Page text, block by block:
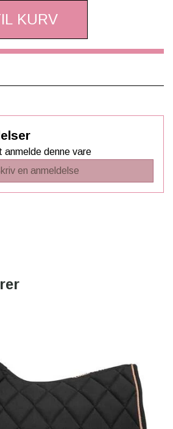
infrarød energi (FIR). Det kan
og give bedre bevægelighed.
KURV
anmelde denne vare
en anmeldelse